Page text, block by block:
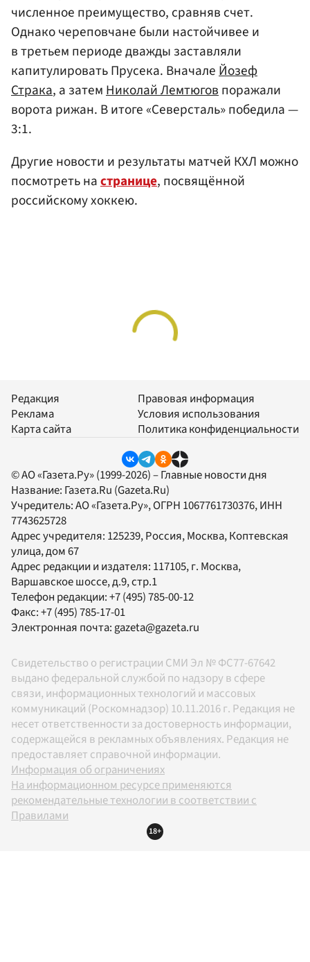
численное преимущество, сравняв счет.
Однако череповчане были настойчивее и
в третьем периоде дважды заставляли
капитулировать Прусека. ВначалеЙозеф
Страка, а затемНиколай Лемтюговпоражали
ворота рижан. В итоге «Северсталь» победила —
3:1.
Другие новости и результаты матчей КХЛ можно
посмотреть настранице, посвящённой
российскому хоккею.
Редакция
Реклама
Карта сайта
Правовая информация
Условия использования
Политика конфиденциальности
© АО «Газета.Ру» (1999-2026) – Главные новости дня
Название: Газета.Ru (Gazeta.Ru)
Учредитель:АО «Газета.Ру», ОГРН 1067761730376, ИНН
7743625728
Адрес учредителя: 125239, Россия, Москва, Коптевская
улица, дом 67
Адрес редакции и издателя: 117105, г. Москва,
Варшавское шоссе, д.9, стр.1
Телефон редакции:+7 (495) 785-00-12
Факс:+7 (495) 785-17-01
Электронная почта:gazeta@gazeta.ru
Свидетельство о регистрации СМИ Эл № ФС77-67642
выдано федеральной службой по надзору в сфере
связи, информационных технологий и массовых
коммуникаций (Роскомнадзор) 10.11.2016 г. Редакция не
несет ответственности за достоверность информации,
содержащейся в рекламных объявлениях. Редакция не
предоставляет справочной информации.
Информация об ограничениях
На информационном ресурсе применяются
рекомендательные технологии в соответствии с
Правилами
18+